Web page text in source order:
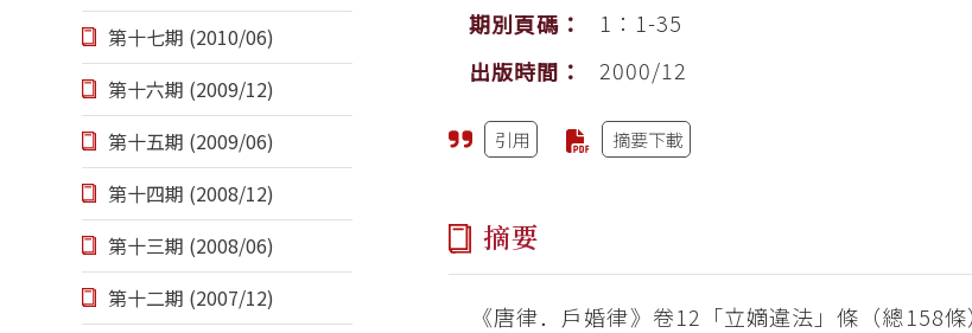
第十七期 (2010/06)
第十六期 (2009/12)
第十五期 (2009/06)
第十四期 (2008/12)
第十三期 (2008/06)
第十二期 (2007/12)
期別頁碼：
1：1-35
出版時間：
2000/12
引用 摘要下載
摘要
《唐律．戶婚律》卷12「立嫡違法」條（總158